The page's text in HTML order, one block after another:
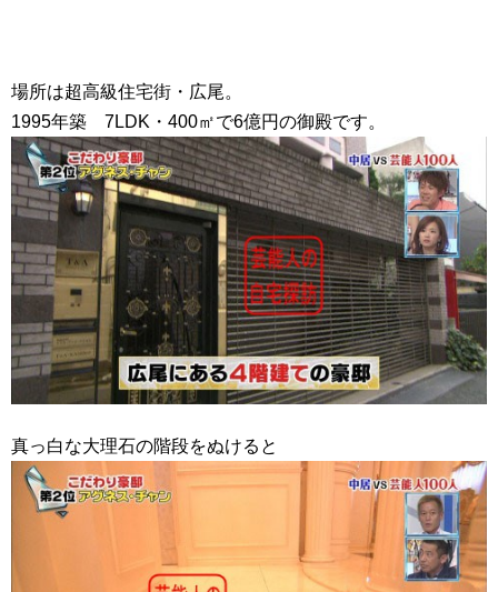
場所は超高級住宅街・広尾。
1995年築 7LDK・400㎡で6億円の御殿です。
真っ白な大理石の階段をぬけると